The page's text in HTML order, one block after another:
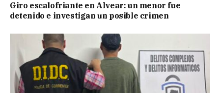
Giro escalofriante en Alvear: un menor fue
detenido e investigan un posible crimen